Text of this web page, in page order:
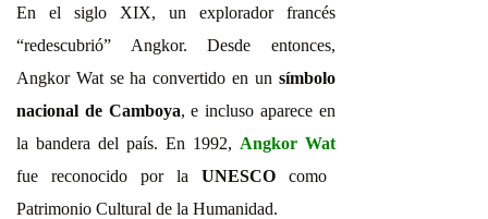
En el siglo XIX, un explorador francés
“redescubrió” Angkor. Desde entonces,
Angkor Wat se ha convertido en un símbolo
nacional de Camboya, e incluso aparece en
la bandera del país. En 1992, Angkor Wat
fue reconocido por la UNESCOcomo
Patrimonio Cultural de la Humanidad.